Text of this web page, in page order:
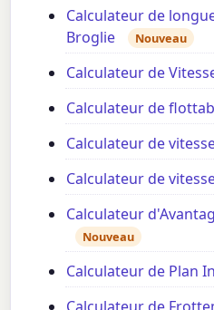
Calculateur de
Broglie
Nouveau
Calculateur de
Calculateur de
Calculateur de
Calculateur de
Calculateur
Nouveau
Calculateur de Plan